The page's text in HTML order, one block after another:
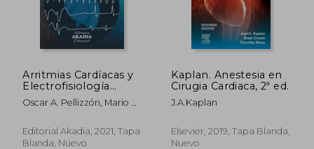
Arritmias Cardíacas y
Electrofisiología
Clínica. De la Teoría a
la Práctica
Oscar A. Pellizzón, Mario D.
Editorial Akadia, 2021, Tapa
Blanda, Nuevo
Kaplan. Anestesia en
Cirugia Cardiaca, 2ª ed.
J.A.Kaplan
Elsevier, 2019, Tapa Blanda,
Nuevo